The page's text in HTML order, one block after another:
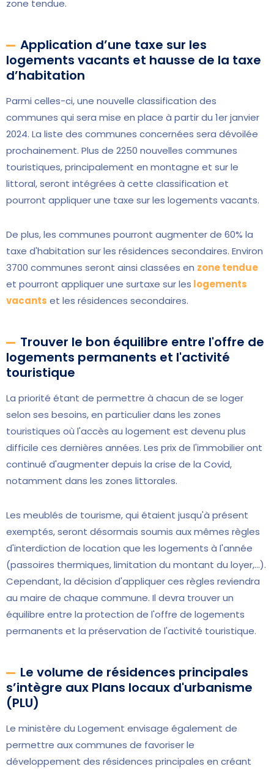
zone tendue.
Application d’une taxe sur les
logements vacants et hausse de la taxe
d’habitation
Parmi celles-ci, une nouvelle classification des
communes qui sera mise en place à partir du 1er janvier
2024. La liste des communes concernées sera dévoilée
prochainement. Plus de 2250 nouvelles communes
touristiques, principalement en montagne et sur le
littoral, seront intégrées à cette classification et
pourront appliquer une taxe sur les logements vacants.
De plus, les communes pourront augmenter de 60% la
taxe d'habitation sur les résidences secondaires. Environ
3700 communes seront ainsi classées en zone tendue
et pourront appliquer une surtaxe sur les logements
vacants et les résidences secondaires.
Trouver le bon équilibre entre l'offre de
logements permanents et l'activité
touristique
La priorité étant de permettre à chacun de se loger
selon ses besoins, en particulier dans les zones
touristiques où l'accès au logement est devenu plus
difficile ces dernières années. Les prix de l'immobilier ont
continué d'augmenter depuis la crise de la Covid,
notamment dans les zones littorales.
Les meublés de tourisme, qui étaient jusqu'à présent
exemptés, seront désormais soumis aux mêmes règles
d'interdiction de location que les logements à l'année
(passoires thermiques, limitation du montant du loyer,...).
Cependant, la décision d'appliquer ces règles reviendra
au maire de chaque commune. Il devra trouver un
équilibre entre la protection de l'offre de logements
permanents et la préservation de l'activité touristique.
Le volume de résidences principales
s’intègre aux Plans locaux d'urbanisme
(PLU)
Le ministère du Logement envisage également de
permettre aux communes de favoriser le
développement des résidences principales en créant